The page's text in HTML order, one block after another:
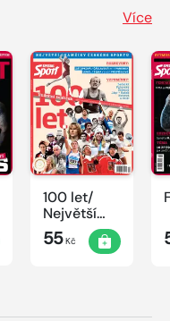
Více
100 let/
Největší
okamžiky
českého
55Kč